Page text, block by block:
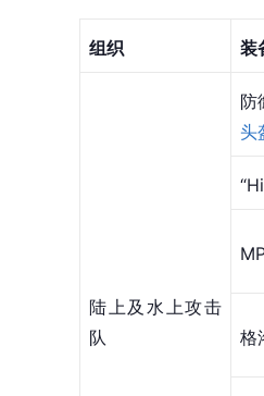
组织 装
陆上及水上攻击
队
防
头
格